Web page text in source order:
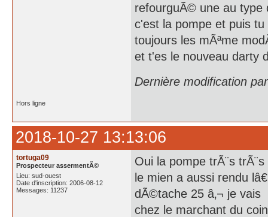
refourguÃ© une au
c'est la pompe et puis
toujours les mÃªme
et t'es le nouveau darty
Dernière modification
Hors ligne
2018-10-27 13:13:06
tortuga09
Prospecteur assermentÃ©
Lieu: sud-ouest
Date d'inscription: 2006-08-12
Messages: 11237
Oui la pompe trÃ¨s
le mien a aussi rendu
dÃ©tache 25 â‚¬ je vais
chez le marchant du